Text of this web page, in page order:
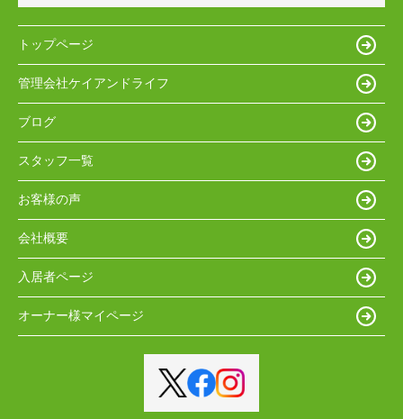
トップページ
管理会社ケイアンドライフ
ブログ
スタッフ一覧
お客様の声
会社概要
入居者ページ
オーナー様マイページ